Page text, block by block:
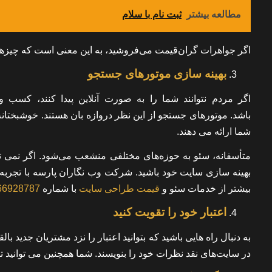
مطالعه بیشتر ثبت نام با سلام
اگر جواهرات گران‌قیمت می‌فروشید، به این معنی است که
بهینه سازی موتورهای جستجو
اگر مردم نتوانند شما را به صورت آنلاین پیدا
باشد. موتورهای جستجو از این نظر دروازه بان هستند.
شما ارائه می دهند.
متأسفانه، سئو به حوزه‌های مختلفی منشعب می‌شود. اگر نمی
بهینه سازی سایت خود باشید. شرکت وب نگاران پارسه با
بیشتر از خدمات سئو و قیمت طراحی سایت با شماره
اعتبار خود را تقویت کنید
به دنبال راه هایی باشید که بتوانید اعتبار را نزد مشتریان
در سایت‌های نقد نظرات خود را بنویسند. شما همچنین می